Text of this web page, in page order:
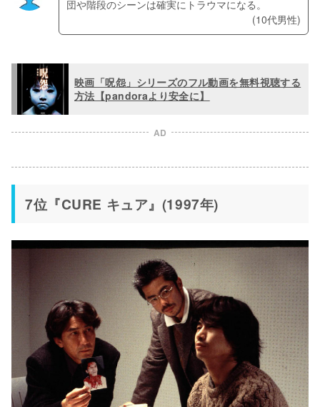
団や階段のシーンは確実にトラウマになる。
(10代男性)
映画「呪怨」シリーズのフル動画を無料視聴する
方法【pandoraより安全に】
AD
7位『CURE キュア』(1997年)